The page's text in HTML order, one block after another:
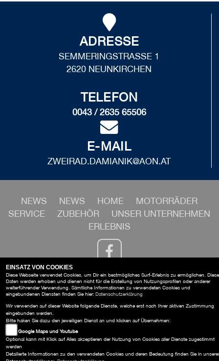
ADRESSE
SEMMERINGSTRASSE 1
2620 NEUNKIRCHEN
TELEFON
0043 / 2635 65506
E-MAIL
ZWEIRAD.DAMIANIK@AON.AT
NEWS NEWS HOME
MOTORRÄDER
SERVICE
ZUBEHÖR
UNSER UNTERNEHMEN
ERLEBNIS
Zweirad Damianik
Semmeringstraße 1 , 2620 Neunkirchen
Impressum
AGB
EINSATZ VON COOKIES
Diese Webseite verwendet Cookies, um Dir ein bestmögliches Surf-Erlebnis zu ermöglichen. Diese
Daten werden erhoben und dienen nicht für die Erstellung von Nutzungsprofilen oder anderer
weiterführender Verwendung. Sämtliche Informationen zu verwendeten Cookies und
eingebundenen Diensten finden Sie hier: Datenschutzerklärung
Wir verwenden auf dieser Website folgende Dienste, welche erst nach Ihrer aktiven Zustimmung
eingebunden werden.
Bitte haken Sie dazu den jeweiligen Dienst an und klicken auf Übernehmen:
Google Maps und Youtube
Optional kann mit Klick auf Alles akzeptieren der Nutzung von Cookies aller Dienste zugestimmt
werden
Detailierte Informationen zu den verwendeten Cookies und deren Bedeutung finden Sie in unserer